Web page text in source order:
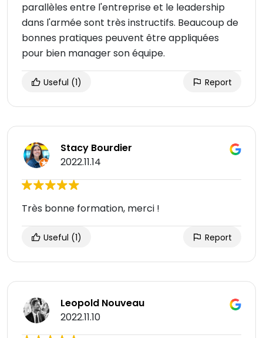
parallèles entre l'entreprise et le leadership
dans l'armée sont très instructifs. Beaucoup de
bonnes pratiques peuvent être appliquées
pour bien manager son équipe.
Useful (1) Report
Stacy Bourdier
2022.11.14
Très bonne formation, merci !
Useful (1) Report
Leopold Nouveau
2022.11.10